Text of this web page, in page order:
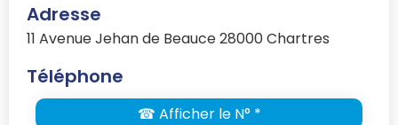
Adresse
11 Avenue Jehan de Beauce 28000 Chartres
Téléphone
☎ Afficher le N° *